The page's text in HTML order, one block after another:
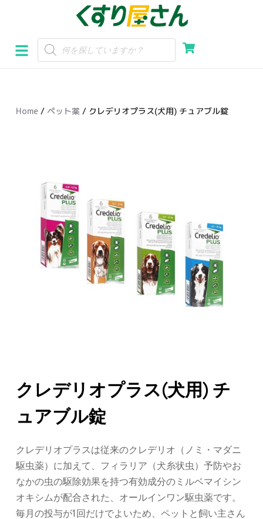
ン
テ
スHome / ペット薬 / クレデリオプラス(犬用) チュアブル錠
クレデリオプラス(犬用) チ
ュアブル錠
クレデリオプラスは従来のクレデリオ（ノミ・マダニ
駆虫薬）に加えて、フィラリア（犬糸状虫）予防やお
なかの虫の駆除効果を持つ有効成分のミルベマイシン
オキシムが配合された、オールインワン駆虫薬です。
毎月の投与が1回だけでよいため、ペットと飼い主さん